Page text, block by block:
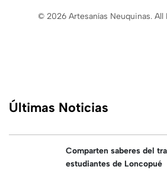
© 2026 Artesanías Neuquinas. All
Últimas Noticias
Comparten saberes del
estudiantes de Loncopué